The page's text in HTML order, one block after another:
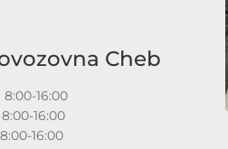
Cheb
16:00
16:00
16:00